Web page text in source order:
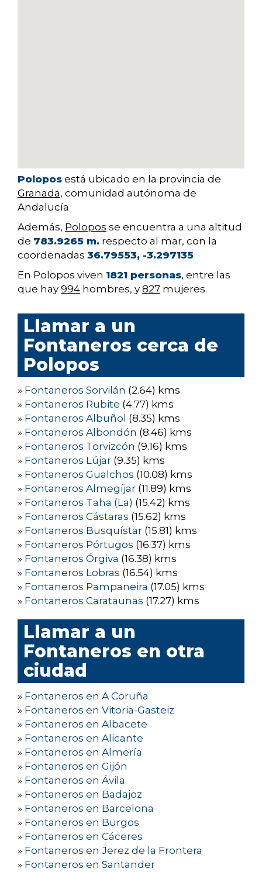
Polopos está ubicado en la provincia de
Granada, comunidad autónoma de
Andalucía
Además, Polopos se encuentra a una altitud
de 783.9265 m. respecto al mar, con la
coordenadas 36.79553, -3.297135
En Polopos viven 1821 personas, entre las
que hay 994 hombres, y 827 mujeres.
Llamar a un
Fontaneros cerca de
Polopos
» Fontaneros Sorvilán (2.64) kms
» Fontaneros Rubite (4.77) kms
» Fontaneros Albuñol (8.35) kms
» Fontaneros Albondón (8.46) kms
» Fontaneros Torvizcón (9.16) kms
» Fontaneros Lújar (9.35) kms
» Fontaneros Gualchos (10.08) kms
» Fontaneros Almegíjar (11.89) kms
» Fontaneros Taha (La) (15.42) kms
» Fontaneros Cástaras (15.62) kms
» Fontaneros Busquístar (15.81) kms
» Fontaneros Pórtugos (16.37) kms
» Fontaneros Órgiva (16.38) kms
» Fontaneros Lobras (16.54) kms
» Fontaneros Pampaneira (17.05) kms
» Fontaneros Carataunas (17.27) kms
Llamar a un
Fontaneros en otra
ciudad
» Fontaneros en A Coruña
» Fontaneros en Vitoria-Gasteiz
» Fontaneros en Albacete
» Fontaneros en Alicante
» Fontaneros en Almería
» Fontaneros en Gijón
» Fontaneros en Ávila
» Fontaneros en Badajoz
» Fontaneros en Barcelona
» Fontaneros en Burgos
» Fontaneros en Cáceres
» Fontaneros en Jerez de la Frontera
» Fontaneros en Santander